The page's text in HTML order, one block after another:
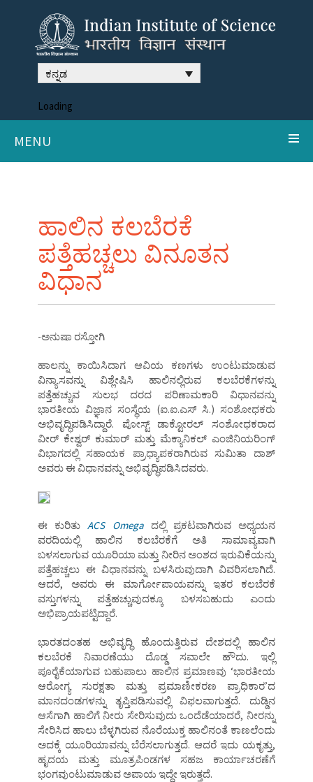
ಕನ್ನಡ
Loading
MENU
ಹಾಲಿನ ಕಲಬೆರಕೆ
ಪತ್ತೆಹಚ್ಚಲು ವಿನೂತನ
ವಿಧಾನ
-ಅನುಷಾ ರಸ್ತೋಗಿ
ಹಾಲನ್ನು ಕಾಯಿಸಿದಾಗ ಆವಿಯ ಕಣಗಳು ಉಂಟುಮಾಡುವ
ವಿನ್ಯಾಸವನ್ನು ವಿಶ್ಲೇಷಿಸಿ ಹಾಲಿನಲ್ಲಿರುವ ಕಲಬೆರಕೆಗಳನ್ನು
ಪತ್ತೆಹಚ್ಚುವ ಸುಲಭ ದರದ ಪರಿಣಾಮಕಾರಿ ವಿಧಾನವನ್ನು
ಭಾರತೀಯ ವಿಜ್ಞಾನ ಸಂಸ್ಥೆಯ (ಐ.ಐ.ಎಸ್ ಸಿ.) ಸಂಶೋಧಕರು
ಅಭಿವೃದ್ಧಿಪಡಿಸಿದ್ದಾರೆ. ಪೋಸ್ಟ್ ಡಾಕ್ಟೋರಲ್ ಸಂಶೋಧಕರಾದ
ವೀರ್ ಕೇಶ್ವರ್ ಕುಮಾರ್ ಮತ್ತು ಮೆಕ್ಯಾನಿಕಲ್ ಎಂಜಿನಿಯರಿಂಗ್
ವಿಭಾಗದಲ್ಲಿ ಸಹಾಯಕ ಪ್ರಾಧ್ಯಾಪಕರಾಗಿರುವ ಸುಮಿತಾ ದಾಶ್
ಅವರು ಈ ವಿಧಾನವನ್ನು ಅಭಿವೃದ್ಧಿಪಡಿಸಿದವರು.
ಈ ಕುರಿತುACS Omegaದಲ್ಲಿ ಪ್ರಕಟವಾಗಿರುವ ಅಧ್ಯಯನ
ವರದಿಯಲ್ಲಿ ಹಾಲಿನ ಕಲಬೆರಕೆಗೆ ಅತಿ ಸಾಮಾವ್ಯವಾಗಿ
ಬಳಸಲಾಗುವ ಯೂರಿಯಾ ಮತ್ತು ನೀರಿನ ಅಂಶದ ಇರುವಿಕೆಯನ್ನು
ಪತ್ತೆಹಚ್ಚಲು ಈ ವಿಧಾನವನ್ನು ಬಳಸಿರುವುದಾಗಿ ವಿವರಿಸಲಾಗಿದೆ.
ಆದರೆ, ಅವರು ಈ ಮಾರ್ಗೋಪಾಯವನ್ನು ಇತರ ಕಲಬೆರಕೆ
ವಸ್ತುಗಳನ್ನು ಪತ್ತೆಹಚ್ಚುವುದಕ್ಕೂ ಬಳಸಬಹುದು ಎಂದು
ಅಭಿಪ್ರಾಯಪಟ್ಟಿದ್ದಾರೆ.
ಭಾರತದಂತಹ ಅಭಿವೃದ್ಧಿ ಹೊಂದುತ್ತಿರುವ ದೇಶದಲ್ಲಿ ಹಾಲಿನ
ಕಲಬೆರಕೆ ನಿವಾರಣೆಯು ದೊಡ್ಡ ಸವಾಲೇ ಹೌದು. ಇಲ್ಲಿ
ಪೂರೈಕೆಯಾಗುವ ಬಹುಪಾಲು ಹಾಲಿನ ಪ್ರಮಾಣವು ‘ಭಾರತೀಯ
ಆರೋಗ್ಯ ಸುರಕ್ಷತಾ ಮತ್ತು ಪ್ರಮಾಣೀಕರಣ ಪ್ರಾಧಿಕಾರ’ದ
ಮಾನದಂಡಗಳನ್ನು ತೃಪ್ತಿಪಡಿಸುವಲ್ಲಿ ವಿಫಲವಾಗುತ್ತದೆ. ದುಡ್ಡಿನ
ಆಸೆಗಾಗಿ ಹಾಲಿಗೆ ನೀರು ಸೇರಿಸುವುದು ಒಂದೆಡೆಯಾದರೆ, ನೀರನ್ನು
ಸೇರಿಸಿದ ಹಾಲು ಬೆಳ್ಳಗಿರುವ ನೊರೆಯುಕ್ತ ಹಾಲಿನಂತೆ ಕಾಣಲೆಂದು
ಅದಕ್ಕೆ ಯೂರಿಯಾವನ್ನು ಬೆರೆಸಲಾಗುತ್ತದೆ. ಆದರೆ ಇದು ಯಕೃತ್ತು,
ಹೃದಯ ಮತ್ತು ಮೂತ್ರಪಿಂಡಗಳ ಸಹಜ ಕಾರ್ಯಾಚರಣೆಗೆ
ಭಂಗವುಂಟುಮಾಡುವ ಅಪಾಯ ಇದ್ದೇ ಇರುತ್ತದೆ.